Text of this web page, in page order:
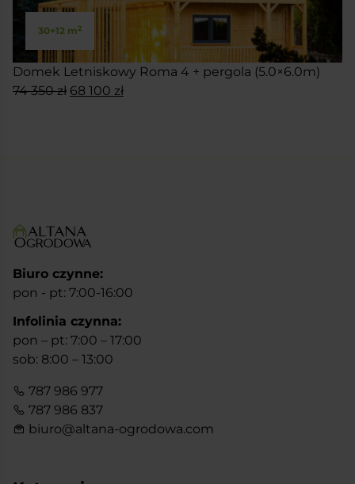
30+12 m2
Domek Letniskowy Roma 4 + pergola (5.0×6.0m)
74 350zł Pierwotna
68 100 złAktualna
Biuro czynne:
pon - pt: 7:00-16:00
Infolinia czynna:
pon – pt: 7:00 – 17:00
sob: 8:00 – 13:00
787 986 977
787 986 837
biuro@altana-ogrodowa.com